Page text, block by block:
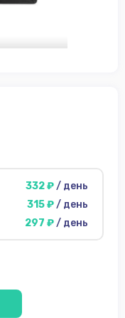
332 ₽/ день
315 ₽/ день
297 ₽/ день